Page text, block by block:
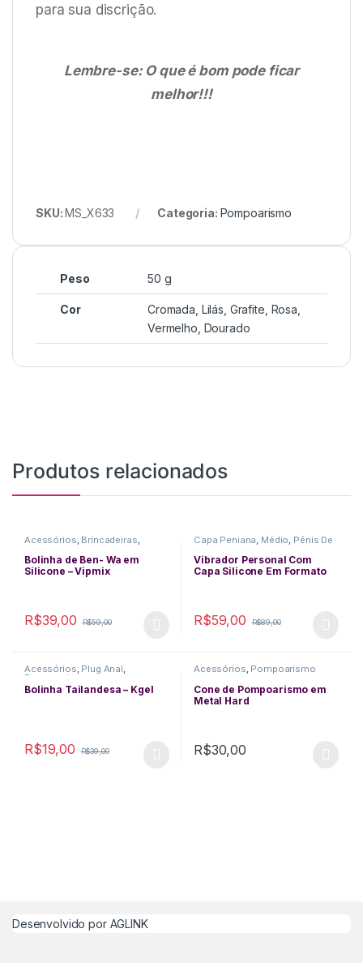
para sua discrição.
Lembre-se: O que é bom pode ficar
melhor!!!
SKU:MS_X633 Categoria: Pompoarismo
Peso 50 g
Cor
Cromada, Lilás, Grafite, Rosa,
Vermelho, Dourado
Produtos relacionados
Acessórios, Brincadeiras,
Pompoarismo
Bolinha de Ben- Wa em
Silicone – Vipmix
R$39,00 R$59,00
Capa Peniana, Médio, Pênis De
Borracha Pequeno
Pompoarismo,Vibradores
Vibrador Personal Com
Capa Silicone Em Formato
R$59,00 R$89,00
Acessórios, Plug Anal,
Pompoarismo
Bolinha Tailandesa – Kgel
R$19,00 R$39,00
Acessórios, Pompoarismo
Cone de Pompoarismo em
Metal Hard
R$30,00
Desenvolvido por AGLINK